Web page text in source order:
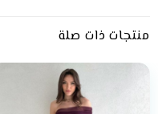
منتجات ذات صلة